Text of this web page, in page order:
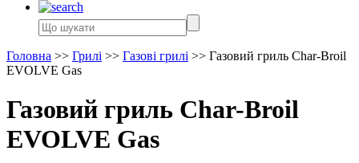
Головна >> Грилі >> Газові грилі >> Газовий гриль Char-Broil
EVOLVE Gas
Газовий гриль Char-Broil
EVOLVE Gas